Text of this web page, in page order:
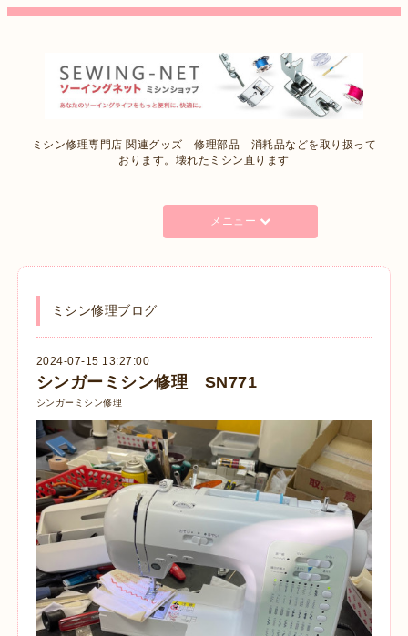
ミシン修理専門店 関連グッズ 修理部品 消耗品などを取り扱って
おります。壊れたミシン直ります
メニュー
ミシン修理ブログ
2024-07-15 13:27:00
シンガーミシン修理 SN771
シンガーミシン修理